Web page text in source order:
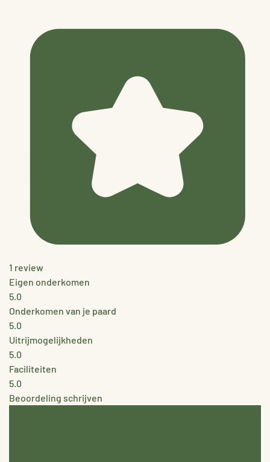
1 review
Eigen onderkomen
5.0
Onderkomen van je paard
5.0
Uitrijmogelijkheden
5.0
Faciliteiten
5.0
Beoordeling schrijven